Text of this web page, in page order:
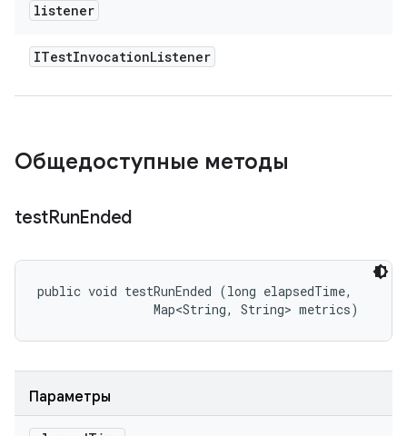
listener
ITestInvocationListener
Общедоступные методы
testRunEnded
public void testRunEnded (long elapsedTime,
                Map<String, String> metrics)
Параметры